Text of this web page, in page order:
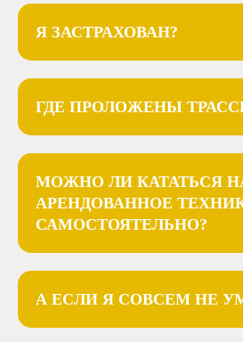
Я ЗАСТРАХОВАН?
ГДЕ ПРОЛОЖЕНЫ
МОЖНО ЛИ КАТАТЬСЯ
АРЕНДОВАННОЕ
САМОСТОЯТЕЛЬНО?
А ЕСЛИ Я СОВСЕМ НЕ